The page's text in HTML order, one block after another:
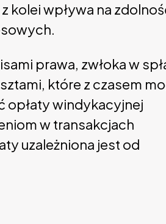
kolei wpływa na
prawa, zwłoka w
które z czasem
opłaty windykacyjnej
w transakcjach
uzależniona jest od